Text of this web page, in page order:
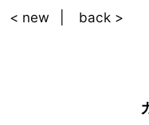
< new back >